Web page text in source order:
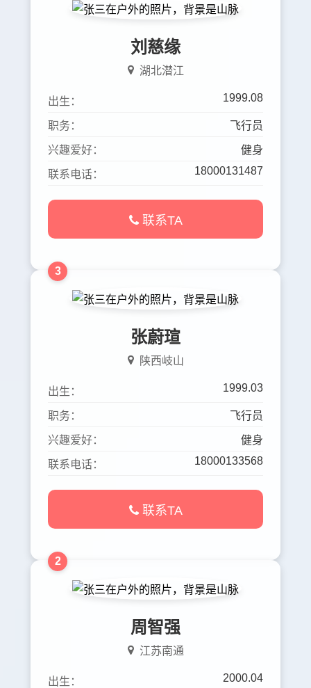
刘慈缘
湖北潜江
出生： 1999.08
职务： 飞行员
兴趣爱好： 健身
联系电话： 18000131487
联系TA
3
张蔚瑄
陕西岐山
出生： 1999.03
职务： 飞行员
兴趣爱好： 健身
联系电话： 18000133568
联系TA
2
周智强
江苏南通
出生： 2000.04